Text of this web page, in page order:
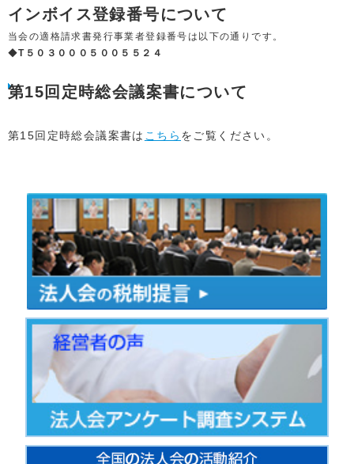
インボイス登録番号について
当会の適格請求書発行事業者登録番号は以下の通りです。
◆T５０３０００５００５５２４
第15回定時総会議案書について
第15回定時総会議案書は こちら をご覧ください。